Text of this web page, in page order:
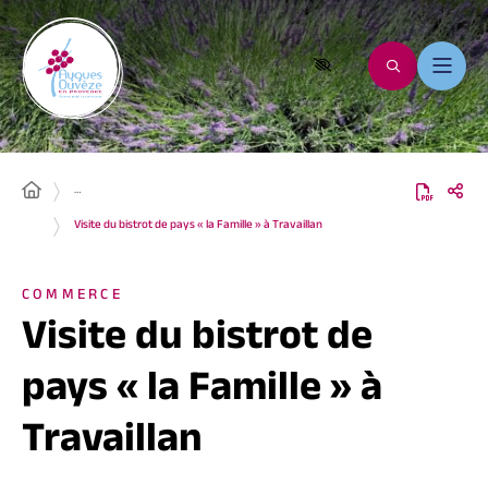
…
Visite du bistrot de pays « la Famille » à Travaillan
COMMERCE
Visite du bistrot de
pays « la Famille » à
Travaillan